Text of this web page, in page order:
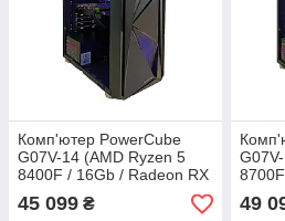
Комп'ютер PowerCube
G07V-14 (AMD Ryzen 5
8400F / 16Gb / Radeon RX
7600 8GB / SSD 512Gb /
500W / USB 3.2)
45 099 ₴
6700
49